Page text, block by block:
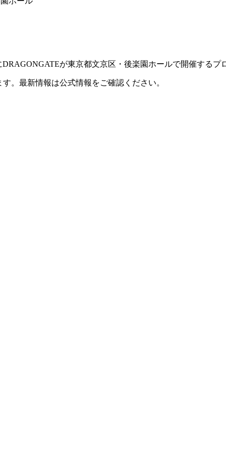
が東京都文京区・後楽園ホールで開催するプ
。最新情報は公式情報をご確認ください。